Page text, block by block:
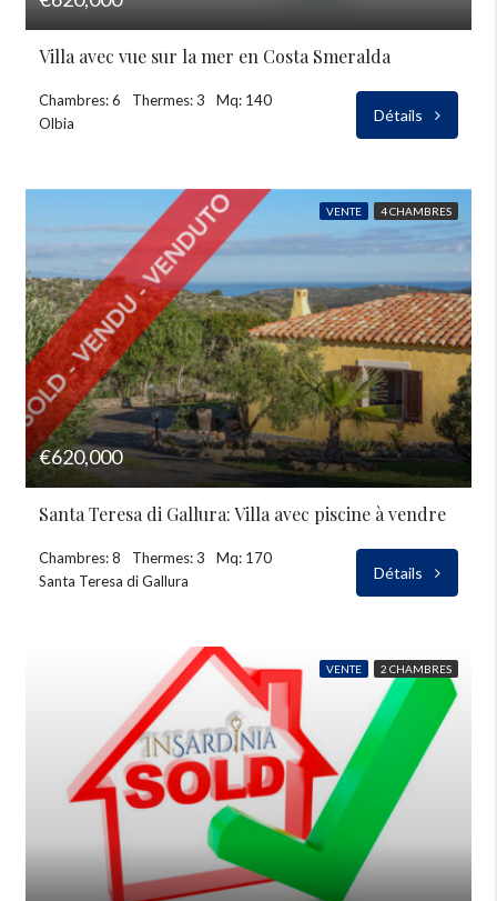
Villa avec vue sur la mer en Costa Smeralda
Chambres: 6 Thermes: 3
Mq: 140
Olbia
Détails
VENTE 4 CHAMBRES
€620,000
Santa Teresa di Gallura: Villa avec piscine à vendre
Chambres: 8 Thermes: 3
Mq: 170
Santa Teresa di Gallura
Détails
VENTE 2 CHAMBRES